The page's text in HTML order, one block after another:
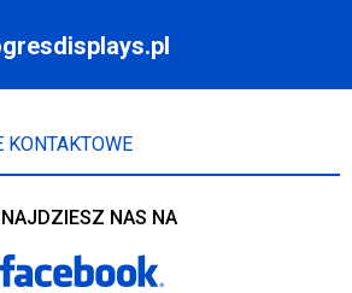
KONTAKTOWE
NAS NA